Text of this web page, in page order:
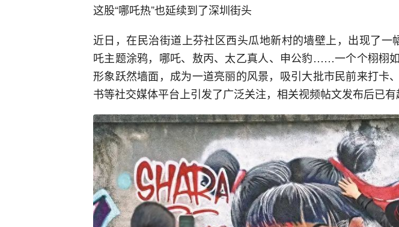
这股“哪吒热”也延续到了深圳街头
近日，在民治街道上芬社区西头瓜地新村的墙壁上，出现了一
吒主题涂鸦，哪吒、敖丙、太乙真人、申公豹……一个个栩栩
形象跃然墙面，成为一道亮丽的风景，吸引大批市民前来打卡
书等社交媒体平台上引发了广泛关注，相关视频帖文发布后已有